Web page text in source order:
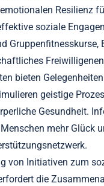
Resilienz
soziale
Gruppenfitnesskurse,
bieten
geistige
Gesundheit.
mehr Glück
von Initiativen zum
die